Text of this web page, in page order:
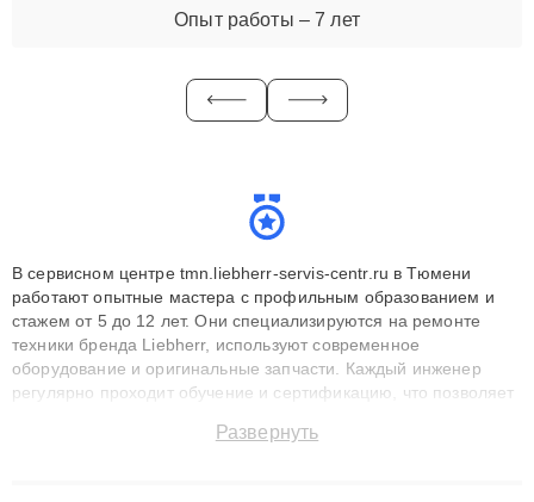
Опыт работы – 7 лет
В сервисном центре tmn.liebherr-servis-centr.ru в Тюмени
работают опытные мастера с профильным образованием и
стажем от 5 до 12 лет. Они специализируются на ремонте
техники бренда Liebherr, используют современное
оборудование и оригинальные запчасти. Каждый инженер
регулярно проходит обучение и сертификацию, что позволяет
технику с сохранением гарантии до 3 лет. Наши мастера
Развернуть